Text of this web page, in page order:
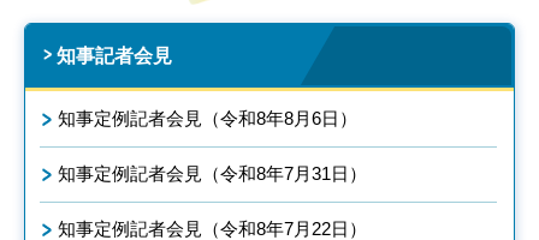
知事記者会見
知事定例記者会見（令和8年8月6日）
知事定例記者会見（令和8年7月31日）
知事定例記者会見（令和8年7月22日）